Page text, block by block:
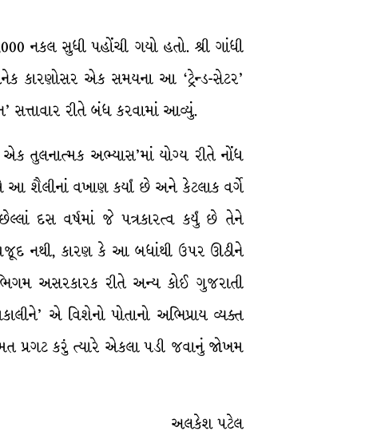
નકલ સુધી પહોંચી ગયો હતો. શ્રી ગાંધી
કારણોસર એક સમયના આ ‘ટ્રેન્ડ-સેટર’
રીતે બંધ કરવામાં આવ્યું.
તુલનાત્મક અભ્યાસ’માં યોગ્ય રીતે નોંધ
આ શૈલીનાં વખાણ કર્યાં છે અને કેટલાક વર્ગે
દસ વર્ષમાં જે પત્રકારત્વ કર્યું છે તેને
વજૂદ નથી, કારણ કે આ બધાંથી ઉપર ઊઠીને
અસરકારક રીતે અન્ય કોઈ ગુજરાતી
એ વિશેનો પોતાનો અભિપ્રાય વ્યક્ત
પ્રગટ કરું ત્યારે એકલા પડી જવાનું જોખમ
અલકેશ પટેલ